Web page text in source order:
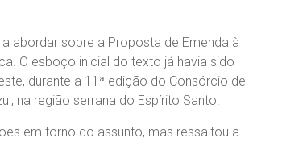
abordar sobre a Proposta de Emenda à
O esboço inicial do texto já havia sido
durante a 11ª edição do Consórcio de
na região serrana do Espírito Santo.
em torno do assunto, mas ressaltou a